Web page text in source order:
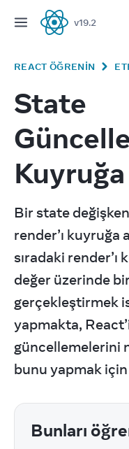
React
v19.2
REACT ÖĞRENIN
State
Kuyruğa
Bir state
render’ı kuyruğa
sıradaki
değer üzerinde
gerçekleştirmek
yapmakta,
güncellemelerini
bunu yapmak için
Bunları